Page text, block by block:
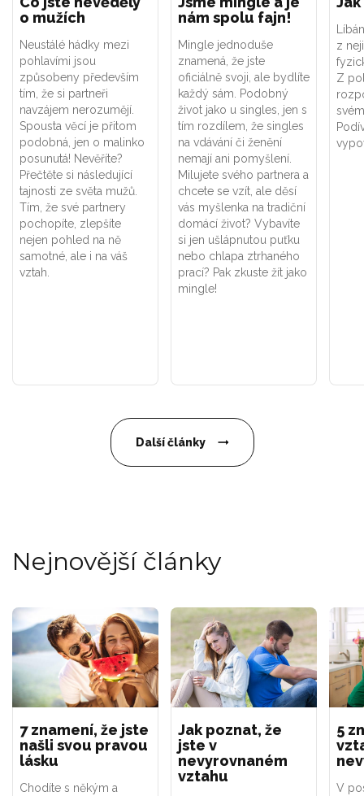
o mužích
Neustálé hádky mezi
pohlavími jsou
způsobeny především
tím, že si partneři
navzájem nerozumějí.
Spousta věcí je přitom
podobná, jen o malinko
posunutá! Nevěříte?
Přečtěte si následující
tajnosti ze světa mužů.
Tím, že své partnery
pochopíte, zlepšíte
nejen pohled na ně
samotné, ale i na váš
vztah.
nám spolu fajn!
Mingle jednoduše
znamená, že jste
oficiálně svoji, ale bydlíte
každý sám. Podobný
život jako u singles, jen s
tím rozdílem, že singles
na vdávání či ženění
nemají ani pomyšlení.
Milujete svého partnera a
chcete se vzít, ale děsí
vás myšlenka na tradiční
domácí život? Vybavíte
si jen ušlápnutou puťku
nebo chlapa ztrhaného
prací? Pak zkuste žít jako
mingle!
z
Z
Další články
Nejnovější články
7 znamení, že jste
našli svou pravou
lásku
Chodíte s někým a
Jak poznat, že
jste v
nevyrovnaném
vztahu
5
V